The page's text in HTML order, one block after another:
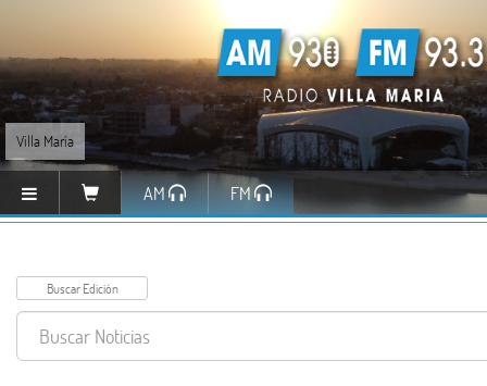
Villa María
AM FM